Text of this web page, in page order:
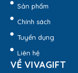
Sản phẩm
Chính sách
Tuyển dụng
Liên hệ
VỀ VIVAGIFT